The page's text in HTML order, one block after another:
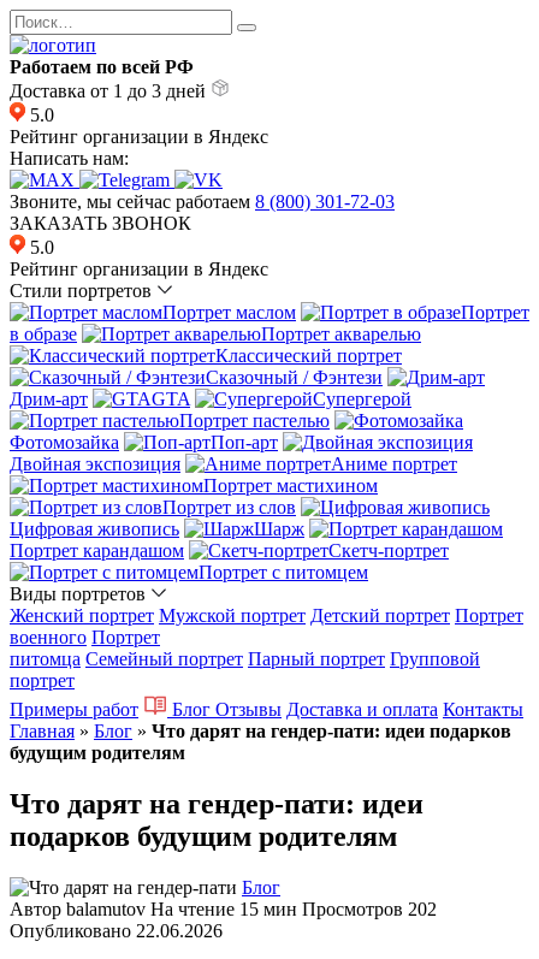
Перейти
к
содержанию
Search
for:
Работаем по всей РФ
Доставка от 1 до 3 дней
5.0
Рейтинг организации в Яндекс
Написать нам:
Звоните, мы сейчас работаем 8 (800) 301-72-03
ЗАКАЗАТЬ ЗВОНОК
5.0
Рейтинг организации в Яндекс
Стили портретов
Портрет маслом
Портрет
в образе
Портрет акварелью
Классический портрет
Сказочный / Фэнтези
Дрим-арт
GTA
Супергерой
Портрет пастелью
Фотомозайка
Поп-арт
Двойная экспозиция
Аниме портрет
Портрет мастихином
Портрет из слов
Цифровая живопись
Шарж
Портрет карандашом
Скетч-портрет
Портрет с питомцем
Виды портретов
Женский портрет Мужской портрет Детский портрет Портрет
военного Портрет
питомца Семейный портрет Парный портрет Групповой
портрет
Примеры работ
Блог Отзывы Доставка и оплата Контакты
Главная » Блог » Что дарят на гендер-пати: идеи подарков
будущим родителям
Что дарят на гендер-пати: идеи
подарков будущим родителям
Блог
Автор balamutov На чтение 15 мин Просмотров 202
Опубликовано 22.06.2026